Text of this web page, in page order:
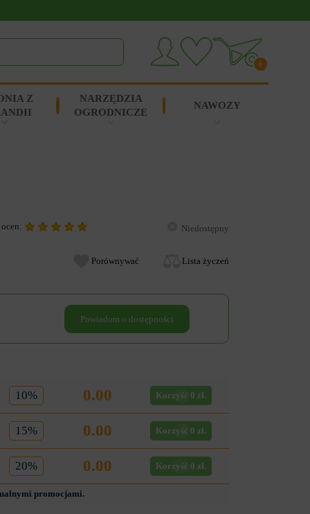
0
Z
NARZĘDZIA
OGRODNICZE
NAWOZY
Niedostępny
Porównywać Lista życzeń
Powiadom o dostępności
10% 0.00 Korzyść 0 zł.
15% 0.00 Korzyść 0 zł.
20% 0.00 Korzyść 0 zł.
promocjami.